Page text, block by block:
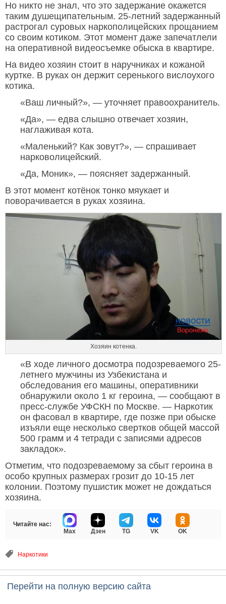
Но никто не знал, что это задержание окажется
таким душещипательным. 25-летний задержанный
растрогал суровых наркополицейских прощанием
со своим котиком. Этот момент даже запечатлели
на оперативной видеосъемке обыска в квартире.
На видео хозяин стоит в наручниках и кожаной
куртке. В руках он держит серенького вислоухого
котика.
«Ваш личный?», — уточняет правоохранитель.
«Да», — едва слышно отвечает хозяин,
наглаживая кота.
«Маленький? Как зовут?», — спрашивает
нарковолицейский.
«Да, Моник», — поясняет задержанный.
В этот момент котёнок тонко мяукает и
поворачивается в руках хозяина.
Хозяин котенка.
«В ходе личного досмотра подозреваемого 25-
летнего мужчины из Узбекистана и
обследования его машины, оперативники
обнаружили около 1 кг героина, — сообщают в
пресс-службе УФСКН по Москве. — Наркотик
он фасовал в квартире, где позже при обыске
изъяли еще несколько свертков общей массой
500 грамм и 4 тетради с записями адресов
закладок».
Отметим, что подозреваемому за сбыт героина в
особо крупных размерах грозит до 10-15 лет
колонии. Поэтому пушистик может не дождаться
хозяина.
Читайте нас:
Max
Дзен TG VK OK
Наркотики
Перейти на полную версию сайта